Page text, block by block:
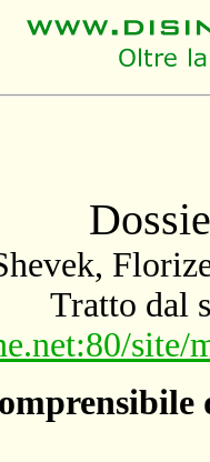
Tratto dal
site/